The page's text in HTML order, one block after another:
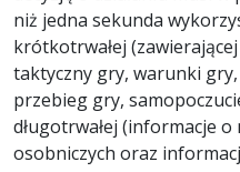
niż jedna sekunda
krótkotrwałej
taktyczny gry, warunki
przebieg gry,
długotrwałej (informacje
osobniczych oraz